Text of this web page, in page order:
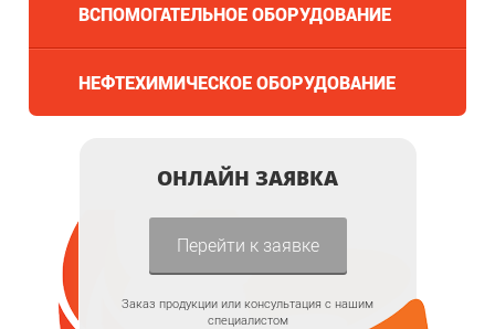
ВСПОМОГАТЕЛЬНОЕ ОБОРУДОВАНИЕ
НЕФТЕХИМИЧЕСКОЕ ОБОРУДОВАНИЕ
ОНЛАЙН ЗАЯВКА
Перейти к заявке
Заказ продукции или консультация с нашим
специалистом